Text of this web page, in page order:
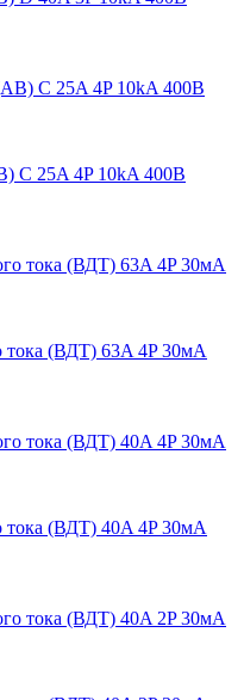
C 25A 4P 10kA 400В
тока (ВДТ) 63A 4P 30мА
тока (ВДТ) 40A 4P 30мА